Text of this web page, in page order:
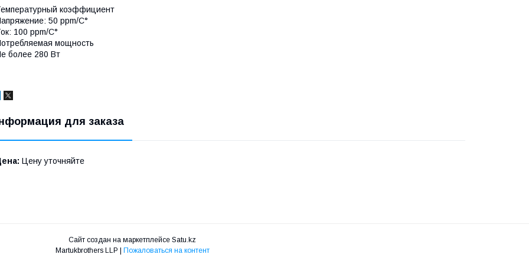
коэффициент
50 ppm/C°
100 ppm/C°
мощность
более 280 Вт
для заказа
Цену уточняйте
Сайт создан на маркетплейсе Satu.kz
Пожаловаться на контент